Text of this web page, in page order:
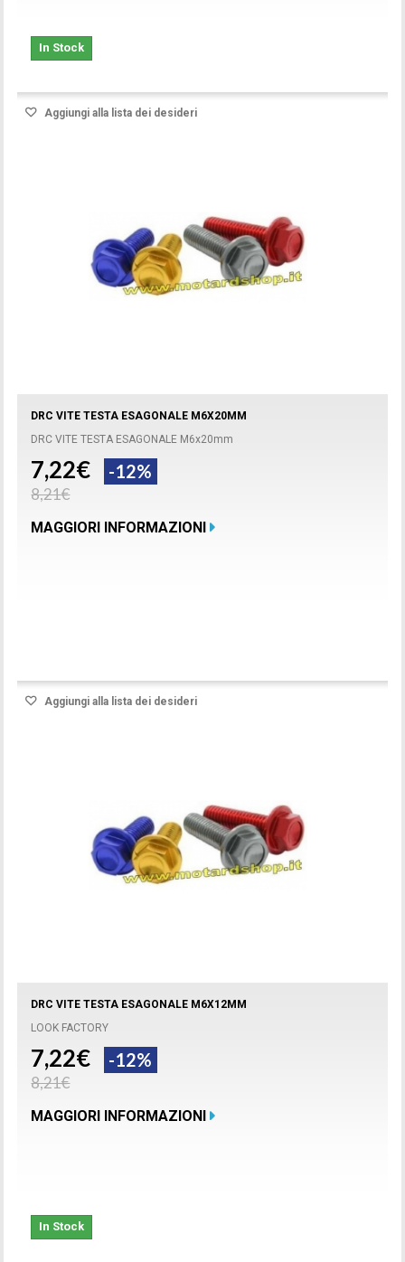
In Stock
Aggiungi alla lista dei desideri
DRC VITE TESTA ESAGONALE M6X20MM
DRC VITE TESTA ESAGONALE M6x20mm
7,22€ -12%
8,21€
MAGGIORI INFORMAZIONI
Aggiungi alla lista dei desideri
DRC VITE TESTA ESAGONALE M6X12MM
LOOK FACTORY
7,22€ -12%
8,21€
MAGGIORI INFORMAZIONI
In Stock